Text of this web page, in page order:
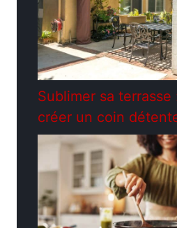
Sublimer sa
créer un coin